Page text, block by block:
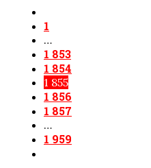
1
…
1 853
1 854
1 855
1 856
1 857
…
1 959